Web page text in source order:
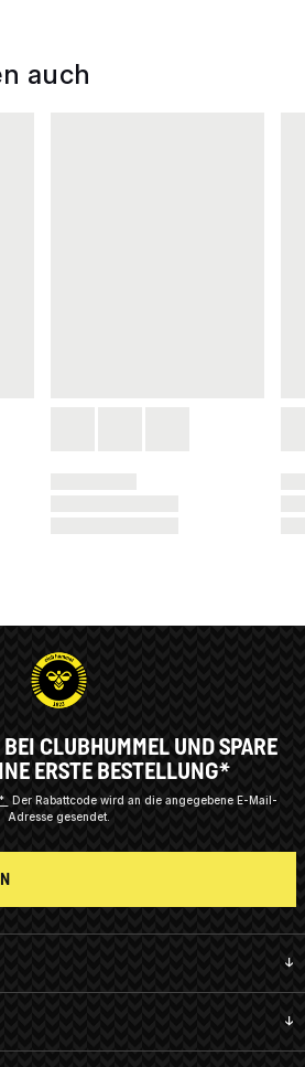
auch
CLUBHUMMEL UND SPARE
ERSTE BESTELLUNG*
Der Rabattcode wird an die angegebene E-Mail-
Adresse gesendet.